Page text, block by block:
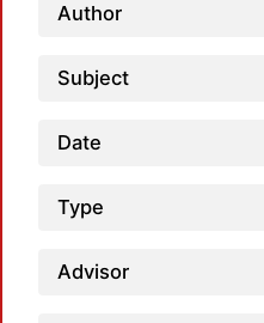
Author
Subject
Date
Type
Advisor